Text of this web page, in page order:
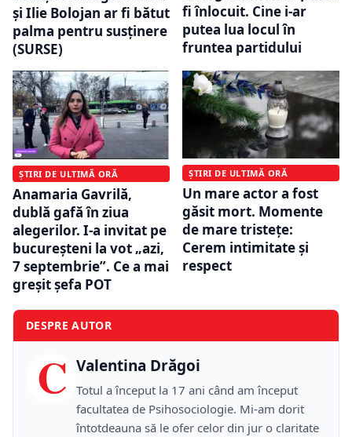
și Ilie Bolojan ar fi bătut
palma pentru susținere
(SURSE)
fi înlocuit. Cine i-ar
putea lua locul în
fruntea partidului
ȘTIRI DE ULTIMĂ ORĂ
Anamaria Gavrilă,
dublă gafă în ziua
alegerilor. I-a invitat pe
bucureșteni la vot „azi,
7 septembrie”. Ce a mai
greșit șefa POT
ȘTIRI DE ULTIMĂ ORĂ
Un mare actor a fost
găsit mort. Momente
de mare tristețe:
Cerem intimitate și
respect
DESPRE AUTOR
C Valentina Drăgoi
Totul a început la 17 ani când am început
facultatea de Psihosociologie. Mi-am dorit
întotdeauna să le ofer celor din jur o claritate